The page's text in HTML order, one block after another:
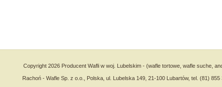
Copyright 2026 Producent Wafli w woj. Lubelskim - (wafle tortowe, wafle suche,
Rachoń - Wafle Sp. z o.o., Polska, ul. Lubelska 149, 21-100 Lubartów, tel. (81) 855